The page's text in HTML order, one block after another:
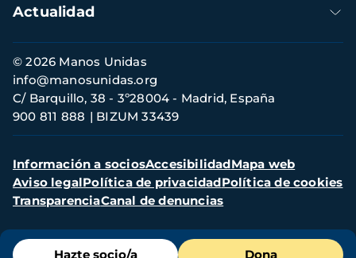
Menú
Hazte socio/a Dona
Actualidad
Información
de
contacto
© 2026 Manos Unidas
C/ Barquillo, 38 - 3º28004 - Madrid, España
900 811 888
BIZUM 33439
info@manosunidas.org
Menú
secundario
Información a sociosAccesibilidadMapa web
Aviso legalPolítica de privacidadPolítica de cookies
TransparenciaCanal de denuncias